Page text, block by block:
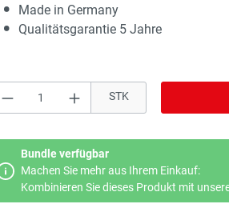
Made in Germany
Qualitätsgarantie 5 Jahre
Produkt Anzahl: Gib den
STK
Bundle verfügbar
Machen Sie mehr aus Ihrem Einkauf:
Kombinieren Sie dieses Produkt mit